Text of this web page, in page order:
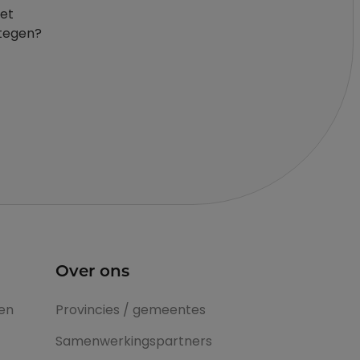
Over ons
Provincies / gemeentes
Samenwerkingspartners